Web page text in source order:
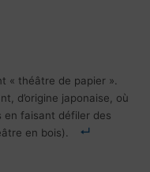
« théâtre de papier ».
d’origine japonaise, où
en faisant défiler des
en bois).